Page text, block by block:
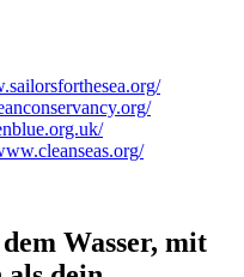
Wasser, mit